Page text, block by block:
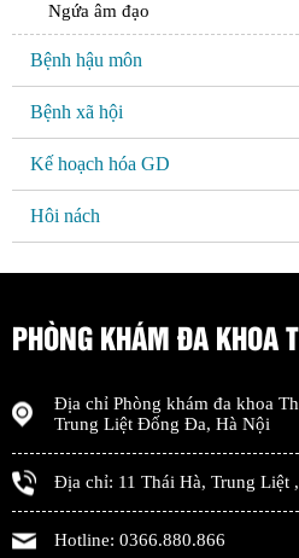
Ngứa âm đạo
Bệnh hậu môn
Bệnh xã hội
Kế hoạch hóa GD
Hôi nách
PHÒNG KHÁM ĐA KHOA
Địa chỉ Phòng khám đa khoa
Trung Liệt Đống Đa, Hà Nội
Địa chỉ: 11 Thái Hà, Trung Liệt ,
Hotline: 0366.880.866